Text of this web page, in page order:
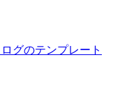
グのテンプレート